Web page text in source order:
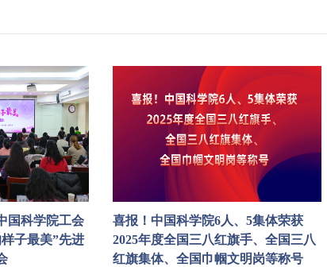
国科学院工会
子最美”先进
喜报！中国科学院6人、5集体荣获
2025年度全国三八红旗手、全国三八
红旗集体、全国巾帼文明岗等称号